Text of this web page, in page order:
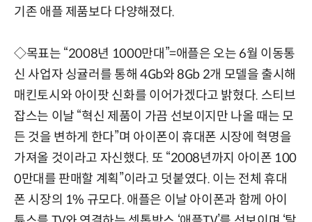
기존 애플 제품보다 다양해졌다.
◇목표는 “2008년 1000만대”=애플은 오는 6월 이동통
신 사업자 싱귤러를 통해 4Gb와 8Gb 2개 모델을 출시해
매킨토시와 아이팟 신화를 이어가겠다고 밝혔다. 스티브
잡스는 이날 “혁신 제품이 가끔 선보이지만 나올 때는 모
든 것을 변하게 한다”며 아이폰이 휴대폰 시장에 혁명을
가져올 것이라고 자신했다. 또 “2008년까지 아이폰 100
0만대를 판매할 계획”이라고 덧붙였다. 이는 전체 휴대
폰 시장의 1% 규모다. 애플은 이날 아이폰과 함께 아이